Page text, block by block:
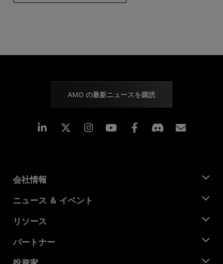
AMD の最新ニュースを購読
Linkedin Instagram Facebook
会社情報
AMD について
企業責任
キャリア
お問い合わせ
ニュース ＆ イベント
ニュースルーム
メディア ライブラリ
リソース
デベロッパー セントラル
パートナー
AMD パートナー ハブ